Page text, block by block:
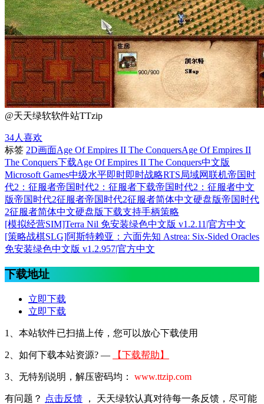
@天天绿软软件站TTzip
34人喜欢
标签 2D画面Age Of Empires II The ConquersAge Of Empires II
The Conquers下载Age Of Empires II The Conquers中文版
Microsoft Games中级水平即时即时战略RTS局域网联机帝国时
代2：征服者帝国时代2：征服者下载帝国时代2：征服者中文
版帝国时代2征服者帝国时代2征服者简体中文硬盘版帝国时代
2征服者简体中文硬盘版下载支持手柄策略
[模拟经营SIM]Terra Nil 免安装绿色中文版 v1.2.11|官方中文
[策略战棋SLG]阿斯特赖亚：六面先知 Astrea: Six-Sided Oracles
免安装绿色中文版 v1.2.957|官方中文
下载地址
立即下载
立即下载
1、本站软件已扫描上传，您可以放心下载使用
2、 如何下载本站资源? — 【下载帮助】
3、无特别说明，解压密码均： www.ttzip.com
有问题？ 点击反馈
， 天天绿软认真对待每一条反馈，尽可能